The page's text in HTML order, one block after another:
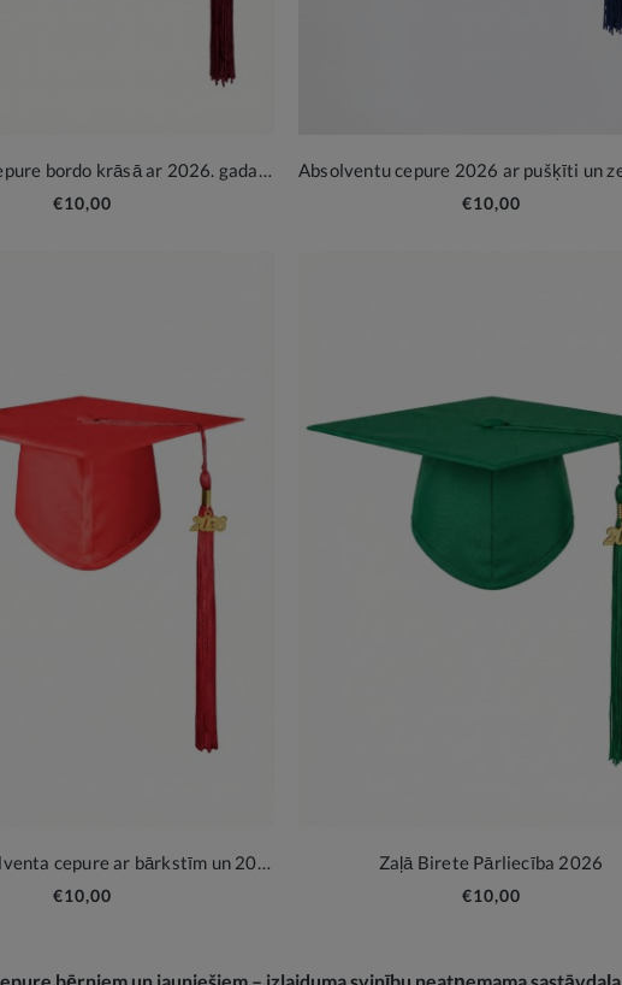
Absolventa cepure bordo krāsā ar 2026. gada piekariņu
€10,00 €10,00
Sarkanā absolventa cepure ar bārkstīm un 2026. gada piekariņu
€10,00
Zaļā Birete Pārliecība 2026
€10,00